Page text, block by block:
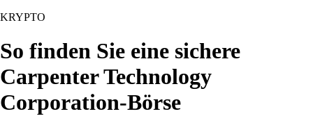
KRYPTO
So finden Sie eine sichere
Carpenter Technology
Corporation-Börse